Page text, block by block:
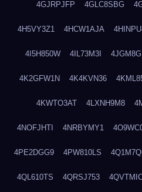
4GJRPJFP 4GLC8SBG
4H5VY3Z1 4HCW1AJA
4I5H850W 4IL73M3I
4K2GFW1N 4K4KVN36
4KWTO3AT 4LXNH9M8
4NOFJHTI 4NRBYMY1
4PE2DGG9 4PW810LS
4QL610TS 4QRSJ753